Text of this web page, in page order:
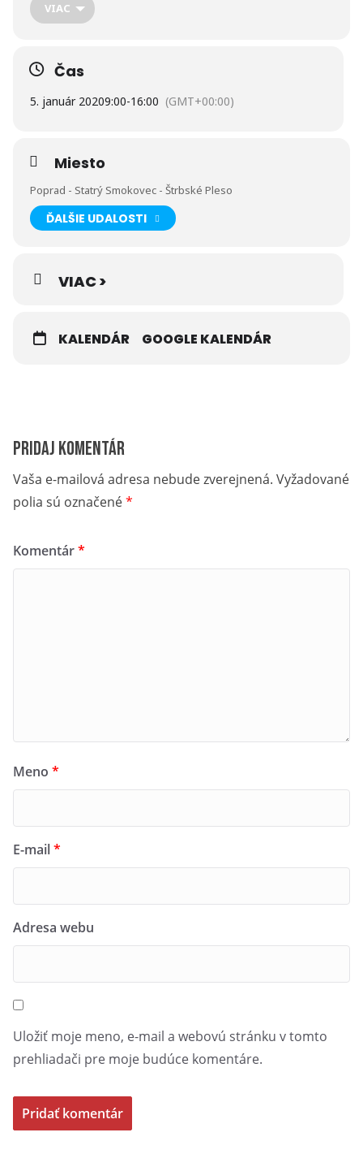
VIAC
Čas
5. január 20209:00-16:00 (GMT+00:00)
Miesto
Poprad - Statrý Smokovec - Štrbské Pleso
ĎALŠIE UDALOSTI
VIAC >
KALENDÁR GOOGLE KALENDÁR
Pridaj komentár
Vaša e-mailová adresa nebude zverejnená. Vyžadované
polia sú označené*
Komentár*
Meno *
E-mail*
Adresa webu
Uložiť moje meno, e-mail a webovú stránku v tomto
prehliadači pre moje budúce komentáre.